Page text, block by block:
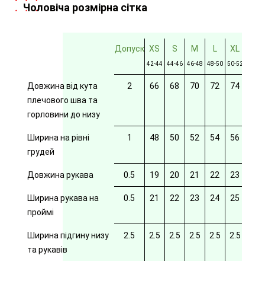
Чоловіча розмірна сітка
Допуск XS
42-44
S
44-46
M
46-48
L
48-50
XL
50-52
Довжина від кута
плечового шва та
горловини до низу
2 66 68 70 72 74
Ширина на рівні
грудей
1 48 50 52 54 56
Довжина рукава 0.5 19 20 21 22 23
Ширина рукава на
проймі
0.5 21 22 23 24 25
Ширина підгину низу
та рукавів
2.5 2.5 2.5 2.5 2.5 2.5